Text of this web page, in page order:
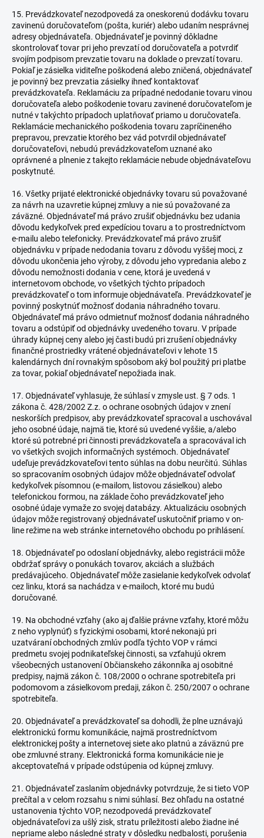
15. Prevádzkovateľ nezodpovedá za oneskorenú dodávku tovaru
zavinenú doručovateľom (pošta, kuriér) alebo udaním nesprávnej
adresy objednávateľa. Objednávateľ je povinný dôkladne
skontrolovať tovar pri jeho prevzatí od doručovateľa a potvrdiť
svojím podpisom prevzatie tovaru na doklade o prevzatí tovaru.
Pokiaľ je zásielka viditeľne poškodená alebo zničená, objednávateľ
je povinný bez prevzatia zásielky ihneď kontaktovať
prevádzkovateľa. Reklamáciu za prípadné nedodanie tovaru vinou
doručovateľa alebo poškodenie tovaru zavinené doručovateľom je
nutné v takýchto prípadoch uplatňovať priamo u doručovateľa.
Reklamácie mechanického poškodenia tovaru zapríčineného
prepravou, prevzatie ktorého bez vád potvrdil objednávateľ
doručovateľovi, nebudú prevádzkovateľom uznané ako
oprávnené a plnenie z takejto reklamácie nebude objednávateľovu
poskytnuté.
16. Všetky prijaté elektronické objednávky tovaru sú považované
za návrh na uzavretie kúpnej zmluvy a nie sú považované za
záväzné. Objednávateľ má právo zrušiť objednávku bez udania
dôvodu kedykoľvek pred expedíciou tovaru a to prostredníctvom
e-mailu alebo telefonicky. Prevádzkovateľ má právo zrušiť
objednávku v prípade nedodania tovaru z dôvodu vyššej moci, z
dôvodu ukončenia jeho výroby, z dôvodu jeho vypredania alebo z
dôvodu nemožnosti dodania v cene, ktorá je uvedená v
internetovom obchode, vo všetkých týchto prípadoch
prevádzkovateľ o tom informuje objednávateľa. Prevádzkovateľ je
povinný poskytnúť možnosť dodania náhradného tovaru.
Objednávateľ má právo odmietnuť možnosť dodania náhradného
tovaru a odstúpiť od objednávky uvedeného tovaru. V prípade
úhrady kúpnej ceny alebo jej časti budú pri zrušení objednávky
finančné prostriedky vrátené objednávateľovi v lehote 15
kalendárnych dní rovnakým spôsobom aký bol použitý pri platbe
za tovar, pokiaľ objednávateľ nepožiada inak.
17. Objednávateľ vyhlasuje, že súhlasí v zmysle ust. § 7 ods. 1
zákona č. 428/2002 Z.z. o ochrane osobných údajov v znení
neskorších predpisov, aby prevádzkovateľ spracoval a uschovával
jeho osobné údaje, najmä tie, ktoré sú uvedené vyššie, a/alebo
ktoré sú potrebné pri činnosti prevádzkovateľa a spracovával ich
vo všetkých svojich informačných systémoch. Objednávateľ
udeľuje prevádzkovateľovi tento súhlas na dobu neurčitú. Súhlas
so spracovaním osobných údajov môže objednávateľ odvolať
kedykoľvek písomnou (e-mailom, listovou zásielkou) alebo
telefonickou formou, na základe čoho prevádzkovateľ jeho
osobné údaje vymaže zo svojej databázy. Aktualizáciu osobných
údajov môže registrovaný objednávateľ uskutočniť priamo v on-
line režime na web stránke internetového obchodu po prihlásení.
18. Objednávateľ po odoslaní objednávky, alebo registrácii môže
obdržať správy o ponukách tovarov, akciách a službách
predávajúceho. Objednávateľ môže zasielanie kedykoľvek odvolať
cez linku, ktorá sa nachádza v e-mailoch, ktoré mu budú
doručované.
19. Na obchodné vzťahy (ako aj ďalšie právne vzťahy, ktoré môžu
z neho vyplynúť) s fyzickými osobami, ktoré nekonajú pri
uzatváraní obchodných zmlúv podľa týchto VOP v rámci
predmetu svojej podnikateľskej činnosti, sa vzťahujú okrem
všeobecných ustanovení Občianskeho zákonníka aj osobitné
predpisy, najmä zákon č. 108/2000 o ochrane spotrebiteľa pri
podomovom a zásielkovom predaji, zákon č. 250/2007 o ochrane
spotrebiteľa.
20. Objednávateľ a prevádzkovateľ sa dohodli, že plne uznávajú
elektronickú formu komunikácie, najmä prostredníctvom
elektronickej pošty a internetovej siete ako platnú a záväznú pre
obe zmluvné strany. Elektronická forma komunikácie nie je
akceptovateľná v prípade odstúpenia od kúpnej zmluvy.
21. Objednávateľ zaslaním objednávky potvrdzuje, že si tieto VOP
prečítal a v celom rozsahu s nimi súhlasí. Bez ohľadu na ostatné
ustanovenia týchto VOP, nezodpovedá prevádzkovateľ
objednávateľovi za ušlý zisk, stratu príležitosti alebo žiadne iné
nepriame alebo následné straty v dôsledku nedbalosti, porušenia